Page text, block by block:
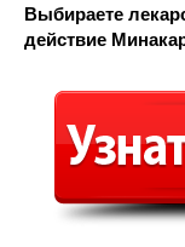
Выбираете
действие